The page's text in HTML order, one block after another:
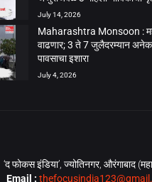
July 14, 2026
Maharashtra Monsoon :
वाढणार; 3 ते 7 जुलैदरम्यान अनेक
पावसाचा इशारा
July 4, 2026
‘द फोकस इंडिया’, ज्योतिनगर, औरंगाबाद
Email :